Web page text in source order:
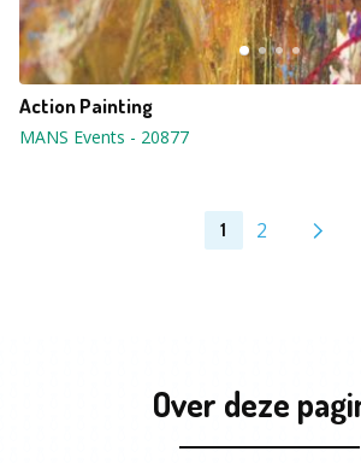
Action Painting
MANS Events - 20877
1 2
Over deze